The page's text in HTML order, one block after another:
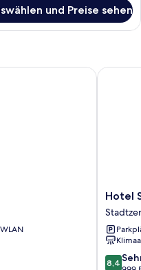
und Preise sehen
Hotel
Sol
Algarve
by
Kavia
Hotel
8.4
8,4
Hotel